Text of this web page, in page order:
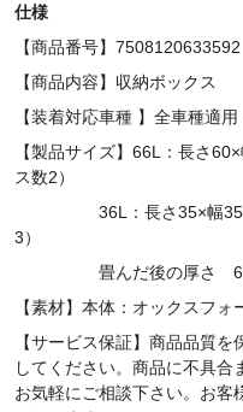
仕様
【商品番号】7508120633592
【商品内容】収納ボックス
【装着対応車種 】全車種適用
【製品サイズ】66L：長さ
ス数2）
36L： 長さ35×幅
3）
畳んだ後の厚さ 66L
【素材】本体：オックスフ
【サービス保証】商品品質
してください。商品に不具合
お気軽にご相談下さい。お客